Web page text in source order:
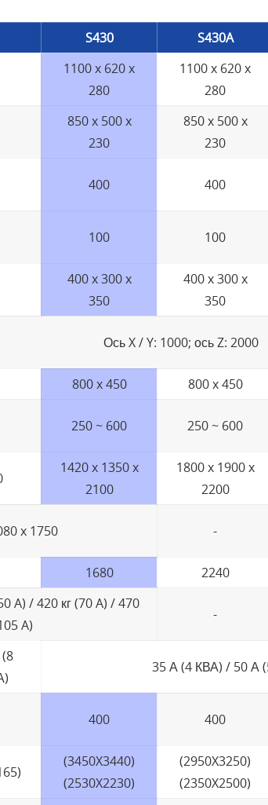
S430 S430A
1100 x 620 x
280
1100 x 620 x
280
850 x 500 x
230
850 x 500 x
230
400 400
100 100
400 x 300 x
350
400 x 300 x
350
Ось X / Y: 1000; ось Z: 2000
800 x 450 800 x 450
250 ~ 600 250 ~ 600
1420 x 1350 x
2100
1800 x 1900 x
2200
x 1750 -
1680 2240
A) / 420 кг (70 A) / 470
A)
-
35 А (4 КВА) / 50 А
400 400
(3450X3440)
(2530X2230)
(2950X3250)
(2350X2500)